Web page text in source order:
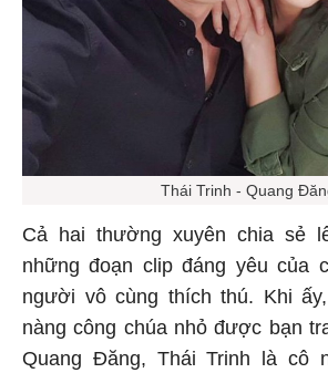
Thái Trinh - Quang
Cả hai thường xuyên chia sẻ
những đoạn clip đáng yêu của
người vô cùng thích thú. Khi
nàng công chúa nhỏ được bạn
Quang Đăng, Thái Trinh là cô